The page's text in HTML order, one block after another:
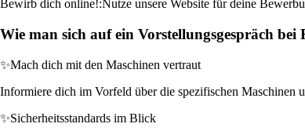
Bewirb dich online!:Nutze unsere Website für deine
Wie man sich auf ein Vorstellungsgespräch
✨Mach dich mit den Maschinen vertraut
Informiere dich im Vorfeld über die spezifischen Maschinen
✨Sicherheitsstandards im Blick